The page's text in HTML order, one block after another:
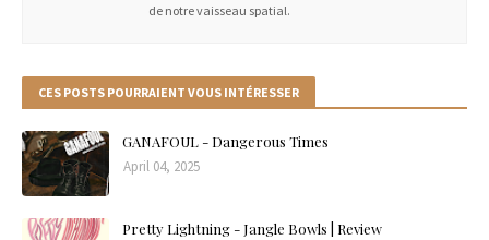
de notre vaisseau spatial.
CES POSTS POURRAIENT VOUS INTÉRESSER
GANAFOUL - Dangerous Times
April 04, 2025
Pretty Lightning - Jangle Bowls | Review